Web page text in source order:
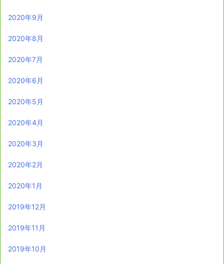
2020年9月
2020年8月
2020年7月
2020年6月
2020年5月
2020年4月
2020年3月
2020年2月
2020年1月
2019年12月
2019年11月
2019年10月